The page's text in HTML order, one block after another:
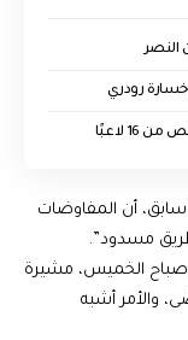
خسارة رودري
لاعبًا
أن المفاوضات
مسدود”.
صباح الخميس، مشيرة
والأمر أشبه